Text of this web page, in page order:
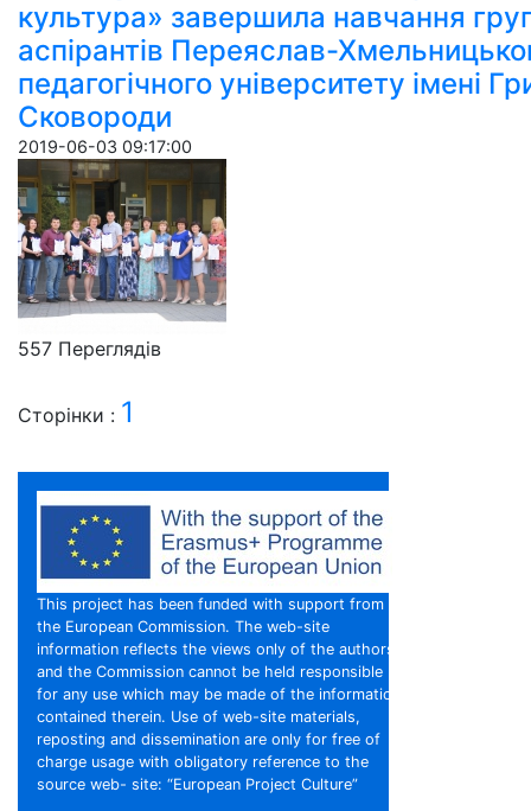
культура» завершила навчання
аспірантів Переяслав-
педагогічного університету імені
Сковороди
2019-06-03 09:17:00
557 Пере­гля­дів
Сторінки : 1
This project has been funded with support from
the European Commission. The web-site
information reflects the views only of the authors,
and the Commission cannot be held responsible
for any use which may be made of the information
contained therein. Use of web-site materials,
reposting and dissemination are only for free of
charge usage with obligatory reference to the
source web- site: “European Project Culture”